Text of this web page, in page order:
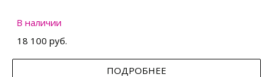
В наличии
18 100 руб.
ПОДРОБНЕЕ